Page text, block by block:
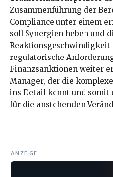
Zusammenführung der
Compliance unter einem
soll Synergien heben und
Reaktionsgeschwindigkeit
regulatorische
Finanzsanktionen weiter
Manager, der die
ins Detail kennt und somit
für die anstehenden
ANZEIGE